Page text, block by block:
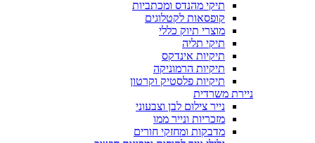
תיקי מהנדס ומכתביות
קופסאות לקטלוגים
מוצרי תיוק כללי
תיקי תליה
תיקיות אינדקס
תיקיות הרמוניקה
תיקיות פלסטיק וקרטון
ניירת משרדית
נייר צילום לבן וצבעוני
מזכריות ונייר ממו
מדבקות ומחזקי חורים